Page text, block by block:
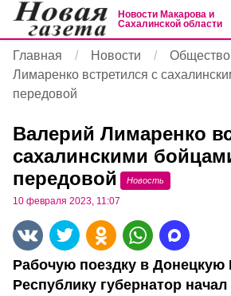
Новости Макарова и
Сахалинской области
Главная Новости Общество
Лимаренко встретился с
передовой
Валерий Лимаренко
сахалинскими
передовой
Новость
10 февраля 2023, 11:07
Рабочую поездку в
Республику губернатор